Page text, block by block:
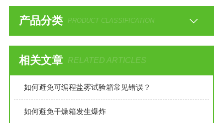
产品分类 PRODUCT CLASSIFICATION
相关文章 RELATED ARTICLES
如何避免可编程盐雾试验箱常见错误？
如何避免干燥箱发生爆炸